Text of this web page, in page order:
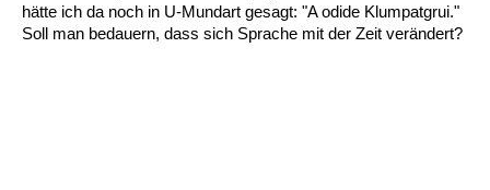
hätte ich da noch in U-Mundart gesagt: "A odide Klumpatgrui."
Soll man bedauern, dass sich Sprache mit der Zeit verändert?